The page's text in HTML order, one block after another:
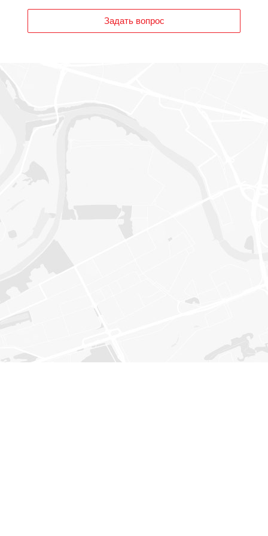
Задать вопрос
загрузка карты...